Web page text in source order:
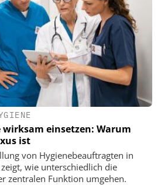
einsetzen: Warum
ist
von Hygienebeauftragten in
wie unterschiedlich die
zentralen Funktion umgehen.